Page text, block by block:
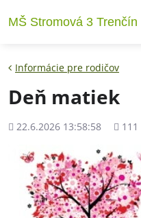
MŠ Stromová 3 Trenčín
Informácie pre rodičov
Deň matiek
Pridané
22.6.2026 13:58:58
Počet
111